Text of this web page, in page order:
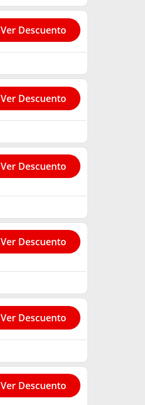
Ver Descuento
Ver Descuento
Ver Descuento
Ver Descuento
Ver Descuento
Ver Descuento